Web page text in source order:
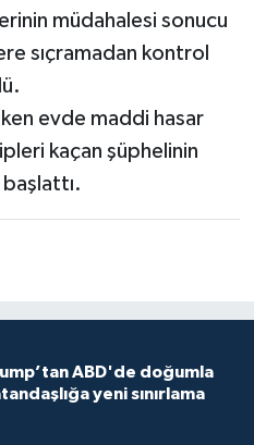
müdahalesi sonucu
sıçramadan kontrol
evde maddi hasar
kaçan şüphelinin
başlattı.
ABD'de doğumla
yeni sınırlama